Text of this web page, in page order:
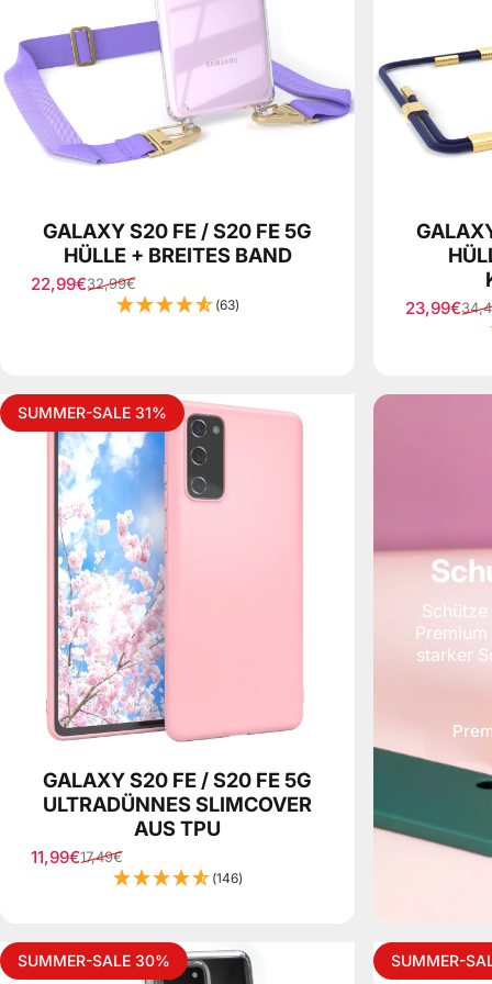
GALAXY S20 FE / S20 FE 5G
HÜLLE + BREITES BAND
Sale price
22,99€
Regular price
32,99€
(63) Sale price
23,99€
Regular
SUMMER-SALE 31%
GALAXY S20 FE / S20 FE 5G
ULTRADÜNNES SLIMCOVER
AUS TPU
Sale price
11,99€
Regular price
17,49€
(146)
starker
SUMMER-SALE 30% SUMMER-